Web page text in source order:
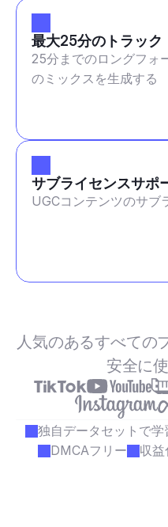
最大25分のトラック
25分までのロングフォ
のミックスを生成する
サブライセンスサポ
UGCコンテンツのサブ
人気のあるすべての
安全に
独自データセットで学
DMCAフリー
収